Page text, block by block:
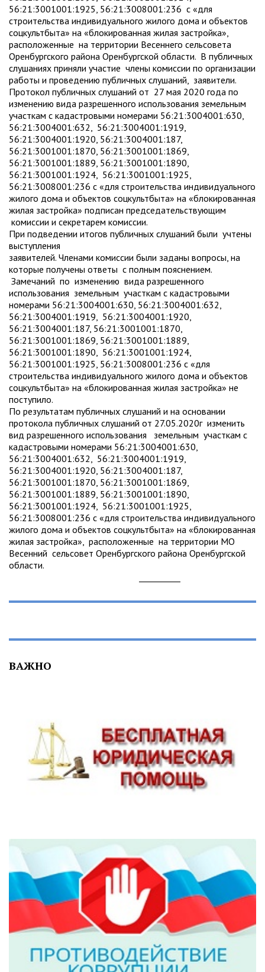
56:21:3001001:1925, 56:21:3008001:236 с «для
строительства индивидуального жилого дома и объектов
соцкультбыта» на «блокированная жилая застройка»,
расположенные на территории Весеннего сельсовета
Оренбургского района Оренбургской области. В публичных
слушаниях приняли участие члены комиссии по организации
работы и проведению публичных слушаний, заявители.
Протокол публичных слушаний от 27 мая 2020 года по
изменению вида разрешенного использования земельным
участкам с кадастровыми номерами 56:21:3004001:630,
56:21:3004001:632, 56:21:3004001:1919,
56:21:3004001:1920, 56:21:3004001:187,
56:21:3001001:1870, 56:21:3001001:1869,
56:21:3001001:1889, 56:21:3001001:1890,
56:21:3001001:1924, 56:21:3001001:1925,
56:21:3008001:236 с «для строительства индивидуального
жилого дома и объектов соцкультбыта» на «блокированная
жилая застройка» подписан председательствующим
комиссии и секретарем комиссии.
При подведении итогов публичных слушаний были учтены
выступления
заявителей. Членами комиссии были заданы вопросы, на
которые получены ответы с полным пояснением.
Замечаний по изменению вида разрешенного
использования земельным участкам с кадастровыми
номерами 56:21:3004001:630, 56:21:3004001:632,
56:21:3004001:1919, 56:21:3004001:1920,
56:21:3004001:187, 56:21:3001001:1870,
56:21:3001001:1869, 56:21:3001001:1889,
56:21:3001001:1890, 56:21:3001001:1924,
56:21:3001001:1925, 56:21:3008001:236 с «для
строительства индивидуального жилого дома и объектов
соцкультбыта» на «блокированная жилая застройка» не
поступило.
По результатам публичных слушаний и на основании
протокола публичных слушаний от 27.05.2020г изменить
вид разрешенного использования земельным участкам с
кадастровыми номерами 56:21:3004001:630,
56:21:3004001:632, 56:21:3004001:1919,
56:21:3004001:1920, 56:21:3004001:187,
56:21:3001001:1870, 56:21:3001001:1869,
56:21:3001001:1889, 56:21:3001001:1890,
56:21:3001001:1924, 56:21:3001001:1925,
56:21:3008001:236 с «для строительства индивидуального
жилого дома и объектов соцкультбыта» на «блокированная
жилая застройка», расположенные на территории МО
Весенний сельсовет Оренбургского района Оренбургской
области.
ВАЖНО